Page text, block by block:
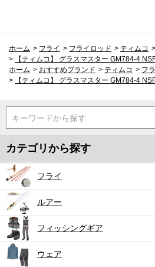
ホーム > フライ > フライロッド > ティムコ >
>
【ティムコ】 グラスマスター GM784-4
ホーム > おすすめブランド > ティムコ > フ
>
【ティムコ】 グラスマスター GM784-4
キーワードから探す
カテゴリから探す
フライ
ルアー
フィッシングギア
ウェア